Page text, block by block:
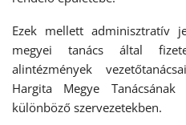
Ezek mellett adminisztratív
megyei tanács által
alintézmények
Hargita Megye
különböző szervezetekben.